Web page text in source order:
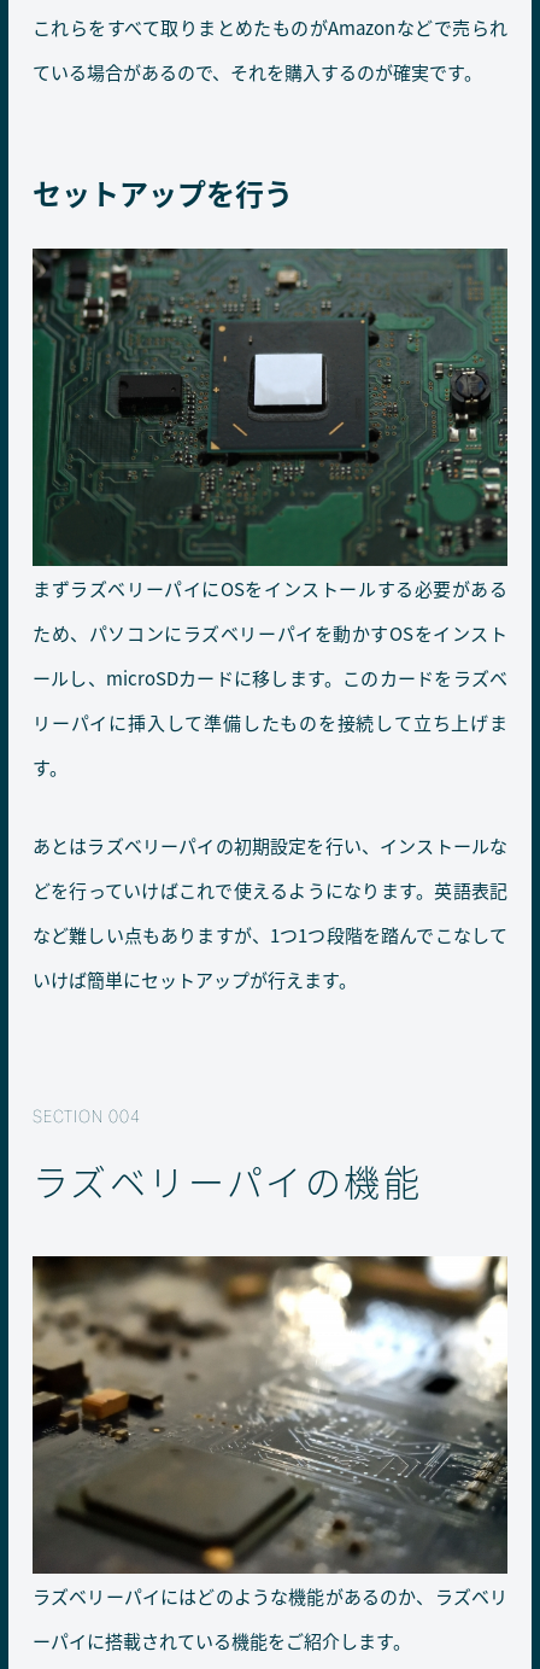
これらをすべて取りまとめたものがAmazonなどで売られ
ている場合があるので、それを購入するのが確実です。
セットアップを行う
まずラズベリーパイにOSをインストールする必要がある
ため、パソコンにラズベリーパイを動かすOSをインスト
ールし、microSDカードに移します。このカードをラズベ
リーパイに挿入して準備したものを接続して立ち上げま
す。
あとはラズベリーパイの初期設定を行い、インストールな
どを行っていけばこれで使えるようになります。英語表記
など難しい点もありますが、1つ1つ段階を踏んでこなして
いけば簡単にセットアップが行えます。
ラズベリーパイの機能
ラズベリーパイにはどのような機能があるのか、ラズベリ
ーパイに搭載されている機能をご紹介します。